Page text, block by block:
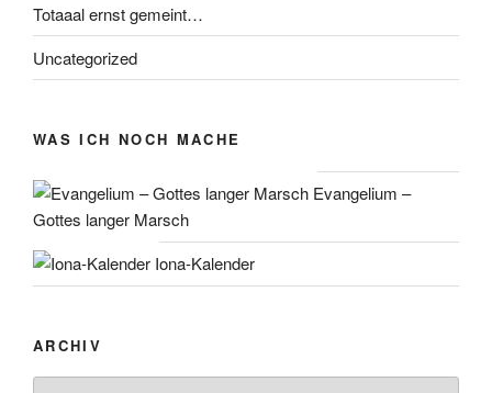
Totaaal ernst gemeint…
Uncategorized
WAS ICH NOCH MACHE
Evangelium –
Gottes langer Marsch
Iona-Kalender
ARCHIV